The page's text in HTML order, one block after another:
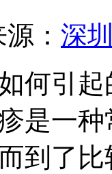
： 深
何引
是一种
到了